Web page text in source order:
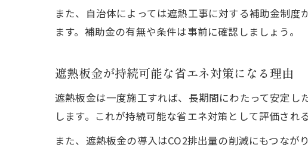
また、自治体によっては遮熱工事に対する補助金制
ます。補助金の有無や条件は事前に確認しましょう。
遮熱板金が持続可能な省エネ対策になる理由
遮熱板金は一度施工すれば、長期間にわたって安定
します。これが持続可能な省エネ対策として評価され
また、遮熱板金の導入はCO2排出量の削減にもつな